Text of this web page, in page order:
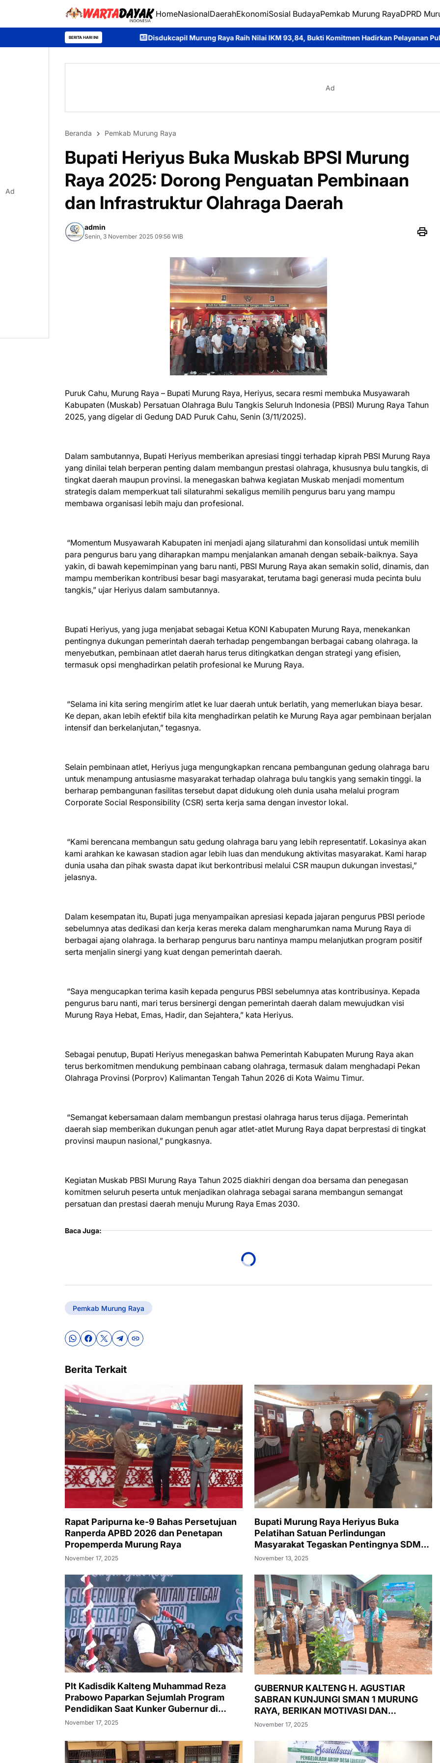
HomeNasionalDaerahEkonomiSosial BudayaPemkab Murung RayaDPRD
BERITA HARI INI
Disdukcapil Murung Raya Raih Nilai IKM 93,84, Bukti Komitmen Hadirkan Pelayanan Publik Berkualitas
Ad
Beranda Pemkab Murung Raya
Bupati Heriyus Buka Muskab BPSI Murung
Raya 2025: Dorong Penguatan Pembinaan
dan Infrastruktur Olahraga Daerah
admin
Senin, 3 November 2025 09:56 WIB
Puruk Cahu, Murung Raya – Bupati Murung Raya, Heriyus, secara resmi membuka Musyawarah
Kabupaten (Muskab) Persatuan Olahraga Bulu Tangkis Seluruh Indonesia (PBSI) Murung Raya Tahun
2025, yang digelar di Gedung DAD Puruk Cahu, Senin (3/11/2025).
Dalam sambutannya, Bupati Heriyus memberikan apresiasi tinggi terhadap kiprah PBSI Murung Raya
yang dinilai telah berperan penting dalam membangun prestasi olahraga, khususnya bulu tangkis, di
tingkat daerah maupun provinsi. Ia menegaskan bahwa kegiatan Muskab menjadi momentum
strategis dalam memperkuat tali silaturahmi sekaligus memilih pengurus baru yang mampu
membawa organisasi lebih maju dan profesional.
“Momentum Musyawarah Kabupaten ini menjadi ajang silaturahmi dan konsolidasi untuk memilih
para pengurus baru yang diharapkan mampu menjalankan amanah dengan sebaik-baiknya. Saya
yakin, di bawah kepemimpinan yang baru nanti, PBSI Murung Raya akan semakin solid, dinamis, dan
mampu memberikan kontribusi besar bagi masyarakat, terutama bagi generasi muda pecinta bulu
tangkis,” ujar Heriyus dalam sambutannya.
Bupati Heriyus, yang juga menjabat sebagai Ketua KONI Kabupaten Murung Raya, menekankan
pentingnya dukungan pemerintah daerah terhadap pengembangan berbagai cabang olahraga. Ia
menyebutkan, pembinaan atlet daerah harus terus ditingkatkan dengan strategi yang efisien,
termasuk opsi menghadirkan pelatih profesional ke Murung Raya.
“Selama ini kita sering mengirim atlet ke luar daerah untuk berlatih, yang memerlukan biaya besar.
Ke depan, akan lebih efektif bila kita menghadirkan pelatih ke Murung Raya agar pembinaan berjalan
intensif dan berkelanjutan,” tegasnya.
Selain pembinaan atlet, Heriyus juga mengungkapkan rencana pembangunan gedung olahraga baru
untuk menampung antusiasme masyarakat terhadap olahraga bulu tangkis yang semakin tinggi. Ia
berharap pembangunan fasilitas tersebut dapat didukung oleh dunia usaha melalui program
Corporate Social Responsibility (CSR) serta kerja sama dengan investor lokal.
“Kami berencana membangun satu gedung olahraga baru yang lebih representatif. Lokasinya akan
kami arahkan ke kawasan stadion agar lebih luas dan mendukung aktivitas masyarakat. Kami harap
dunia usaha dan pihak swasta dapat ikut berkontribusi melalui CSR maupun dukungan investasi,”
jelasnya.
Dalam kesempatan itu, Bupati juga menyampaikan apresiasi kepada jajaran pengurus PBSI periode
sebelumnya atas dedikasi dan kerja keras mereka dalam mengharumkan nama Murung Raya di
berbagai ajang olahraga. Ia berharap pengurus baru nantinya mampu melanjutkan program positif
serta menjalin sinergi yang kuat dengan pemerintah daerah.
“Saya mengucapkan terima kasih kepada pengurus PBSI sebelumnya atas kontribusinya. Kepada
pengurus baru nanti, mari terus bersinergi dengan pemerintah daerah dalam mewujudkan visi
Murung Raya Hebat, Emas, Hadir, dan Sejahtera,” kata Heriyus.
Sebagai penutup, Bupati Heriyus menegaskan bahwa Pemerintah Kabupaten Murung Raya akan
terus berkomitmen mendukung pembinaan cabang olahraga, termasuk dalam menghadapi Pekan
Olahraga Provinsi (Porprov) Kalimantan Tengah Tahun 2026 di Kota Waimu Timur.
“Semangat kebersamaan dalam membangun prestasi olahraga harus terus dijaga. Pemerintah
daerah siap memberikan dukungan penuh agar atlet-atlet Murung Raya dapat berprestasi di tingkat
provinsi maupun nasional,” pungkasnya.
Kegiatan Muskab PBSI Murung Raya Tahun 2025 diakhiri dengan doa bersama dan penegasan
komitmen seluruh peserta untuk menjadikan olahraga sebagai sarana membangun semangat
persatuan dan prestasi daerah menuju Murung Raya Emas 2030.
Baca Juga:
Pemkab Murung Raya
Berita Terkait
Rapat Paripurna ke-9 Bahas Persetujuan
Ranperda APBD 2026 dan Penetapan
Propemperda Murung Raya
November 17, 2025
Bupati Murung Raya Heriyus Buka
Pelatihan Satuan Perlindungan
Masyarakat Tegaskan Pentingnya SDM
Tangguh dan Profesional Hadapi
November 13, 2025
Plt Kadisdik Kalteng Muhammad Reza
Prabowo Paparkan Sejumlah Program
Pendidikan Saat Kunker Gubernur di
SMAN 1 Puruk Cahu
November 17, 2025
GUBERNUR KALTENG H. AGUSTIAR
SABRAN KUNJUNGI SMAN 1 MURUNG
RAYA, BERIKAN MOTIVASI DAN
LUNCURKAN PASAR MURAH,
PEMERIKSAAN KESEHATAN GRATIS
November 17, 2025
Ad